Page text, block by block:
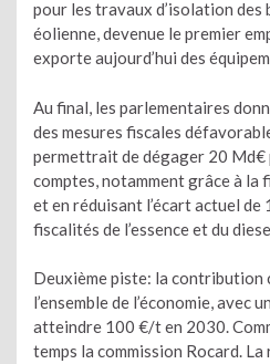
pour les travaux d’isolation
éolienne, devenue le premier
exporte aujourd’hui des
Au final, les parlementaires
des mesures fiscales
permettrait de dégager 20 Md€
comptes, notamment grâce à la
et en réduisant l’écart actuel de
fiscalités de l’essence et du
Deuxième piste: la contribution
l’ensemble de l’économie, avec
atteindre 100 €/t en 2030.
temps la commission Rocard.